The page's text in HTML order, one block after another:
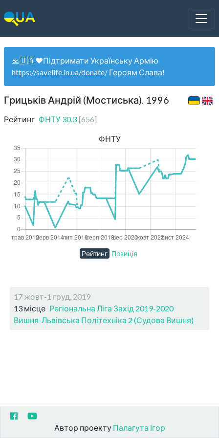
🙏🇺🇦❤️Підтримати Українську Армію
https://savelife.in.ua/donate/ Героям Слава!
Грицьків Андрій (Мостиська). 1996
Рейтинг ФНТУ 30.3 [656]
17 жовт-1 груд, 2019
13 місце Регіональна Ліга Захід 2019-2020
Вишня-Львівська Політехніка 2 (Судова Вишня)
ФНТУ
Рейтинг Позиція
Автор проекту Палагута Ігор